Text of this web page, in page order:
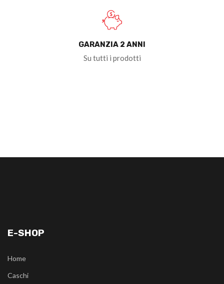
GARANZIA 2 ANNI
Su tutti i prodotti
E-SHOP
Home
Caschi